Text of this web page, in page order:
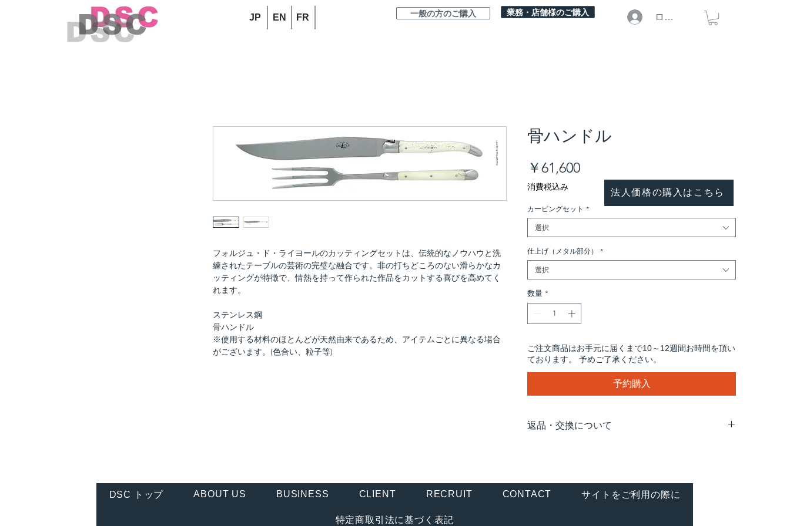
JP FR
EN 一般の方のご購入 業務・店舗様のご購入 ログイン
フォルジュ・ド・ライヨールのカッティングセットは、伝統的なノウハウと洗
練されたテーブルの芸術の完璧な融合です。非の打ちどころのない滑らかなカ
ッティングが特徴で、情熱を持って作られた作品をカットする喜びを高めてく
れます。
ステンレス鋼
骨ハンドル
※使用する材料のほとんどが天然由来であるため、アイテムごとに異なる場合
がございます。(色合い、粒子等)
骨ハンドル
￥61,600価
消費税込み
カービングセット *
選択
仕上げ（メタル部分） *
選択
数量 *
ご注文商品はお手元に届くまで10～12週間お時間を頂い
ております。 予めご了承ください。
予約購入
返品・交換について
す。お客様のご都合による返品・交換はお受け致しかね
ますので、予めご了承ください。
法人価格の購入はこちら
DSC トップ ABOUT US BUSINESS CLIENT RECRUIT CONTACT サイトをご利用の際に
特定商取引法に基づく表記